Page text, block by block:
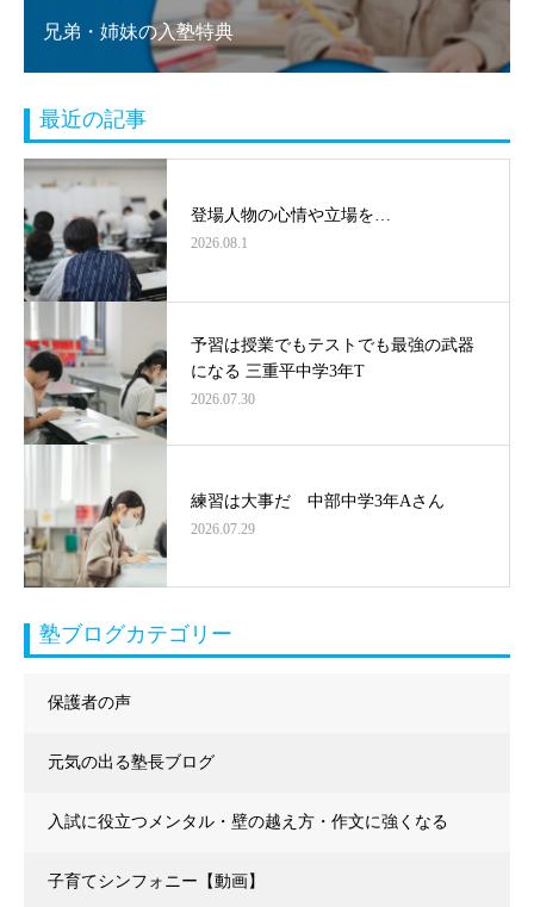
兄弟・姉妹の入塾特典
最近の記事
登場人物の心情や立場を…
2026.08.1
予習は授業でもテストでも最強の武器
になる 三重平中学3年T
2026.07.30
練習は大事だ 中部中学3年Aさん
2026.07.29
塾ブログカテゴリー
保護者の声
元気の出る塾長ブログ
入試に役立つメンタル・壁の越え方・作文に強くなる
子育てシンフォニー【動画】